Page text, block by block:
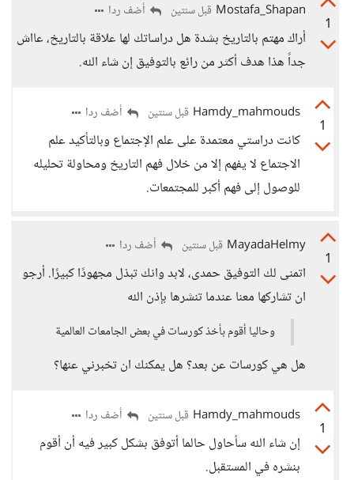
1
Mostafa_Shapan قبل سنتين أضف ردا
أراك مهتم بالتاريخ بشدة هل دراساتك لها علاقة بالتاريخ، عااش
جداً هذا هدف أكثر من رائع بالتوفيق إن شاء الله.
1
Hamdy_mahmouds قبل سنتين أضف ردا
كانت دراستي معتمدة على علم الإجتماع وبالتأكيد علم
الاجتماع لا يفهم إلا من خلال فهم التاريخ ومحاولة تحليله
للوصول إلى فهم أكبر للمجتمعات.
1
MayadaHelmy قبل سنتين أضف ردا
اتمنى لك التوفيق حمدى، لابد وانك تبذل مجهودًا كبيرًا. أرجو
ان تشاركها معنا عندما تنشرها بإذن الله
وحاليا أقوم بأخذ كورسات في بعض الجامعات العالمية
هل هي كورسات عن بعد؟ هل يمكنك ان تخبرني عنها؟
1
Hamdy_mahmouds قبل سنتين أضف ردا
إن شاء الله سأحاول حالما أتوفق بشكل كبير فيه أن أقوم
بنشره في المستقبل.